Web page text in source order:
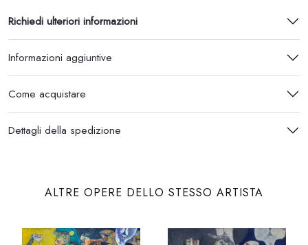
Richiedi ulteriori informazioni
Informazioni aggiuntive
Come acquistare
Dettagli della spedizione
ALTRE OPERE DELLO STESSO ARTISTA